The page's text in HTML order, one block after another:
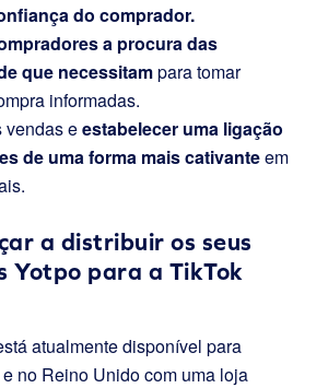
do comprador.
a procura das
que necessitampara tomar
informadas.
vendas eestabelecer uma ligação
de uma forma mais cativanteem
a distribuir os seus
Yotpo para a TikTok
atualmente disponível para
no Reino Unido com uma loja